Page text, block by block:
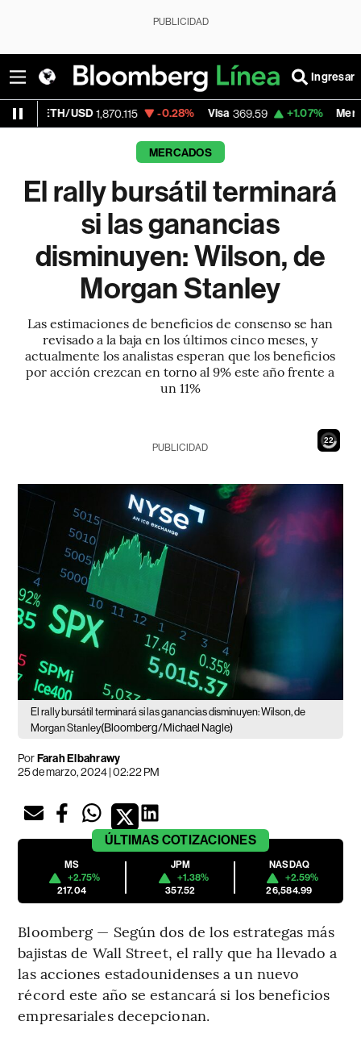
PUBLICIDAD
Ingresar
1,870.115 -0.28% Visa 369.59 +1.07% MercadoLibre
MERCADOS
El rally bursátil terminará
si las ganancias
disminuyen: Wilson, de
Morgan Stanley
Las estimaciones de beneficios de consenso se han
revisado a la baja en los últimos cinco meses, y
actualmente los analistas esperan que los beneficios
por acción crezcan en torno al 9% este año frente a
un 11%
20
PUBLICIDAD
El rally bursátil terminará si las ganancias disminuyen: Wilson, de
Morgan Stanley(Bloomberg/Michael Nagle)
PorFarah Elbahrawy
25 de marzo, 2024 | 02:22 PM
ÚLTIMAS COTIZACIONES
MS
+2.75%
217.04
JPM
+1.38%
357.52
NASDAQ
+2.59%
26,584.99
Bloomberg — Según dos de los estrategas más
bajistas de Wall Street, el rally que ha llevado a
las acciones estadounidenses a un nuevo
récord este año se estancará si los beneficios
empresariales decepcionan.